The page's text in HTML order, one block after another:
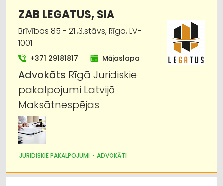
ZAB LEGATUS, SIA
Brīvības 85 - 21.,3.stāvs, Rīga, LV-
1001
+371 29181817 Mājaslapa
Advokāts Rīgā Juridiskie
pakalpojumi Latvijā
Maksātnespējas
JURIDISKIE PAKALPOJUMI ADVOKĀTI